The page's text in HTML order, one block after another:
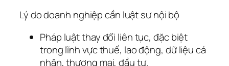
Lý do doanh nghiệp cần luật sư nội bộ
Pháp luật thay đổi liên tục, đặc biệt
trong lĩnh vực thuế, lao động, dữ liệu cá
nhân, thương mại, đầu tư.